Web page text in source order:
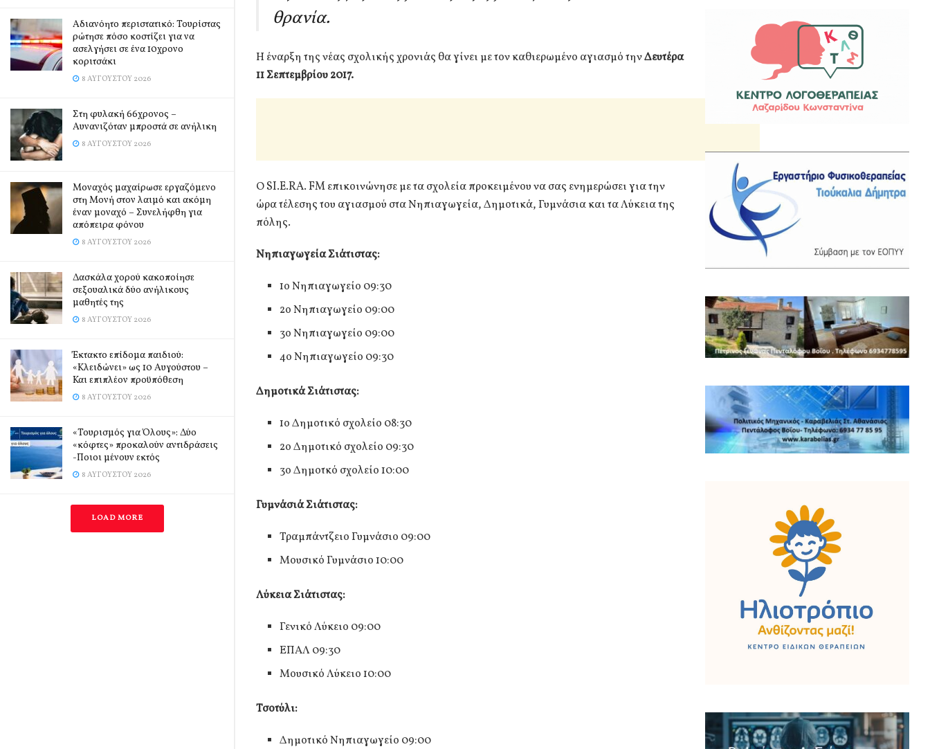
Αδιανόητο περιστατικό: Τουρίστας
ρώτησε πόσο κοστίζει για να
ασελγήσει σε ένα 10χρονο
κοριτσάκι
8 ΑΥΓΟΎΣΤΟΥ 2026
Στη φυλακή 66χρονος –
Αυνανιζόταν μπροστά σε ανήλικη
8 ΑΥΓΟΎΣΤΟΥ 2026
Μοναχός μαχαίρωσε εργαζόμενο
στη Μονή στον λαιμό και ακόμη
έναν μοναχό – Συνελήφθη για
απόπειρα φόνου
8 ΑΥΓΟΎΣΤΟΥ 2026
Δασκάλα χορού κακοποίησε
σεξουαλικά δύο ανήλικους
μαθητές της
8 ΑΥΓΟΎΣΤΟΥ 2026
Έκτακτο επίδομα παιδιού:
«Κλειδώνει» ως 10 Αυγούστου –
Και επιπλέον προϋπόθεση
8 ΑΥΓΟΎΣΤΟΥ 2026
«Τουρισμός για Όλους»: Δύο
«κόφτες» προκαλούν αντιδράσεις
-Ποιοι μένουν εκτός
8 ΑΥΓΟΎΣΤΟΥ 2026
LOAD MORE
θρανία.
Η έναρξη της νέας σχολικής χρονιάς θα γίνει με τον καθιερωμένο αγιασμό τηνΔευτέρα
11 Σεπτεμβρίου 2017.
Ο SI.E.RA. FM επικοινώνησε με τα σχολεία προκειμένου να σας ενημερώσει για την
ώρα τέλεσης του αγιασμού στα Νηπιαγωγεία, Δημοτικά, Γυμνάσια και τα Λύκεια της
πόλης.
Νηπιαγωγεία Σιάτιστας:
1ο Νηπιαγωγείο 09:30
2o Νηπιαγωγείο 09:00
3o Νηπιαγωγείο 09:00
4ο Νηπιαγωγείο 09:30
Δημοτικά Σιάτιστας:
1ο Δημοτικό σχολείο 08:30
2ο Δημοτικό σχολείο 09:30
3ο Δημοτκό σχολείο 10:00
Γυμνάσιά Σιάτιστας:
Τραμπάντζειο Γυμνάσιο 09:00
Μουσικό Γυμνάσιο 10:00
Λύκεια Σιάτιστας:
Γενικό Λύκειο 09:00
ΕΠΑΛ 09:30
Μουσικό Λύκειο 10:00
Τσοτύλι:
Δημοτικό Νηπιαγωγείο 09:00